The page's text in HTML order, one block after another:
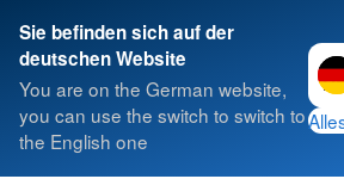
Sie befinden sich auf der
deutschen Website
You are on the German website,
you can use the switch to switch to
the English one